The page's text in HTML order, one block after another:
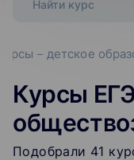
детское
Курсы
Подобрали 41